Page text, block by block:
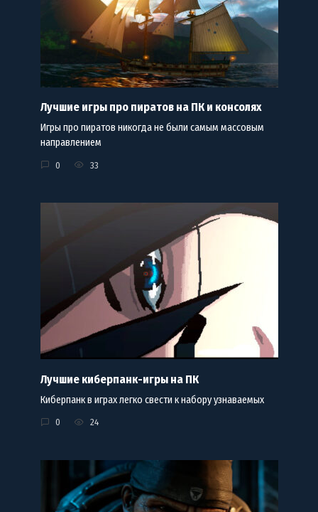
Лучшие игры про пиратов на ПК и консолях
Игры про пиратов никогда не были самым массовым
направлением
0 33
Лучшие киберпанк-игры на ПК
Киберпанк в играх легко свести к набору узнаваемых
0 24